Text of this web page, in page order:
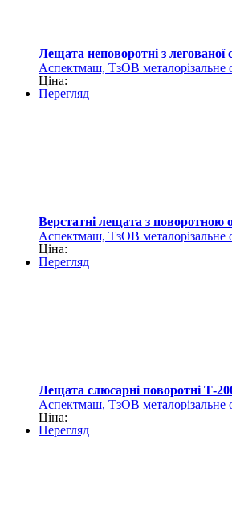
Лещата неповоротні з легованої
Аспектмаш, ТзОВ металорізальне
Ціна:
Перегляд
Верстатні лещата з поворотною
Аспектмаш, ТзОВ металорізальне
Ціна:
Перегляд
Лещата слюсарні поворотні
Аспектмаш, ТзОВ металорізальне
Ціна:
Перегляд